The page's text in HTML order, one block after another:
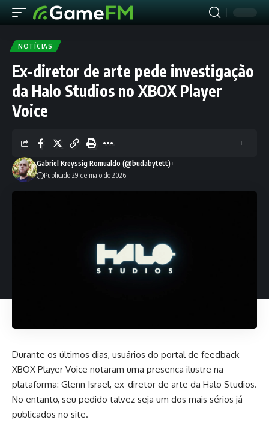
NOTÍCIAS
Ex-diretor de arte pede investigação
da Halo Studios no XBOX Player
Voice
Gabriel Kreyssig Romualdo (@budabytett)
Publicado 29 de maio de 2026
Durante os últimos dias, usuários do portal de feedback
XBOX Player Voice notaram uma presença ilustre na
plataforma: Glenn Israel, ex-diretor de arte da Halo Studios.
No entanto, seu pedido talvez seja um dos mais sérios já
publicados no site.